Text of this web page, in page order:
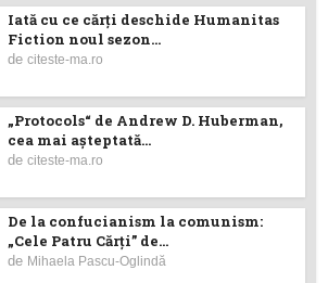
Iată cu ce cărţi deschide Humanitas
Fiction noul sezon...
deciteste-ma.ro
„Protocols“ de Andrew D. Huberman,
cea mai așteptată...
deciteste-ma.ro
De la confucianism la comunism:
„Cele Patru Cărți” de...
de Mihaela Pascu-Oglindă